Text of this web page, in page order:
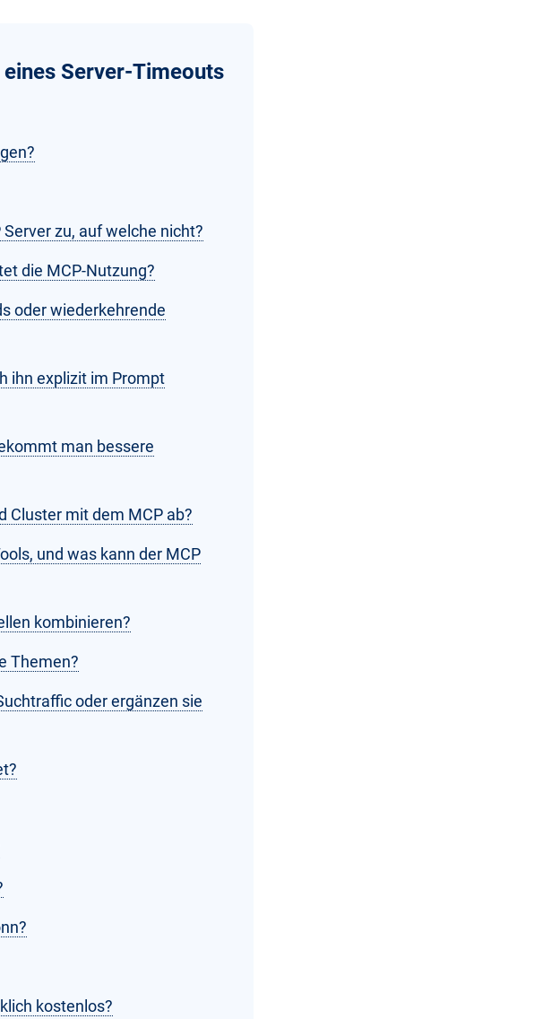
Server-Timeouts
zu, auf welche nicht?
die MCP-Nutzung?
oder wiederkehrende
ihn explizit im Prompt
man bessere
Cluster mit dem MCP ab?
und was kann der MCP
kombinieren?
Themen?
oder ergänzen sie
kostenlos?